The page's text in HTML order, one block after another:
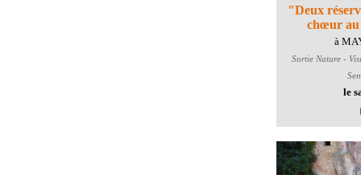
"Deux
chœur au
à
Sortie Nature -
le